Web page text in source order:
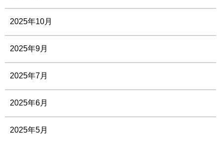
2025年10月
2025年9月
2025年7月
2025年6月
2025年5月